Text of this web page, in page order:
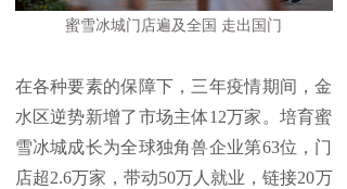
蜜雪冰城门店遍及全国 走出国门
在各种要素的保障下，三年疫情期间，金
水区逆势新增了市场主体12万家。培育蜜
雪冰城成长为全球独角兽企业第63位，门
店超2.6万家，带动50万人就业，链接20万